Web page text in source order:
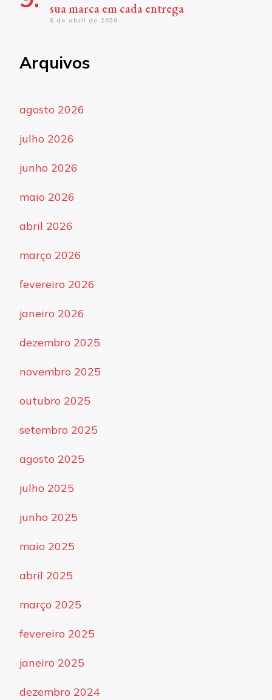
sua marca em cada entrega
6 de abril de 2026
Arquivos
agosto 2026
julho 2026
junho 2026
maio 2026
abril 2026
março 2026
fevereiro 2026
janeiro 2026
dezembro 2025
novembro 2025
outubro 2025
setembro 2025
agosto 2025
julho 2025
junho 2025
maio 2025
abril 2025
março 2025
fevereiro 2025
janeiro 2025
dezembro 2024